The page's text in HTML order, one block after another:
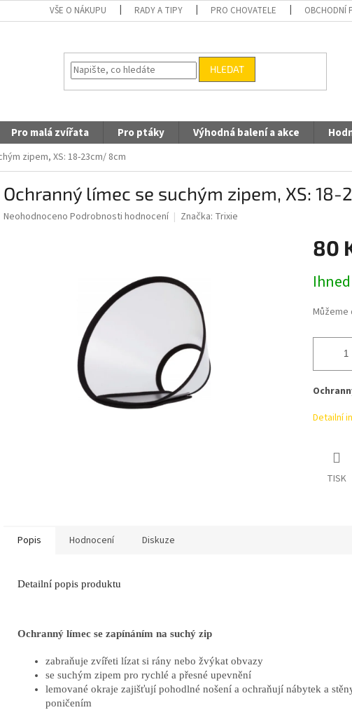
VŠE O NÁKUPU RADY A TIPY PRO CHOVATELE OBCHODNÍ
HLEDAT
Pro malá zvířata Pro ptáky Výhodná balení a akce
zipem, XS: 18-23cm/ 8cm
Ochranný límec se suchým zipem, XS:
Průměrné
Neohodnoceno Podrobnosti hodnocení Značka: Trixie
80
cena:
Můžeme
Detailní
TISK
Popis Hodnocení Diskuze
Detailní popis produktu
Ochranný límec se zapínáním na suchý zip
zabraňuje zvířeti lízat si rány nebo žvýkat obvazy
se suchým zipem pro rychlé a přesné upevnění
lemované okraje zajišťují pohodlné nošení a ochraňují nábytek a
poničením